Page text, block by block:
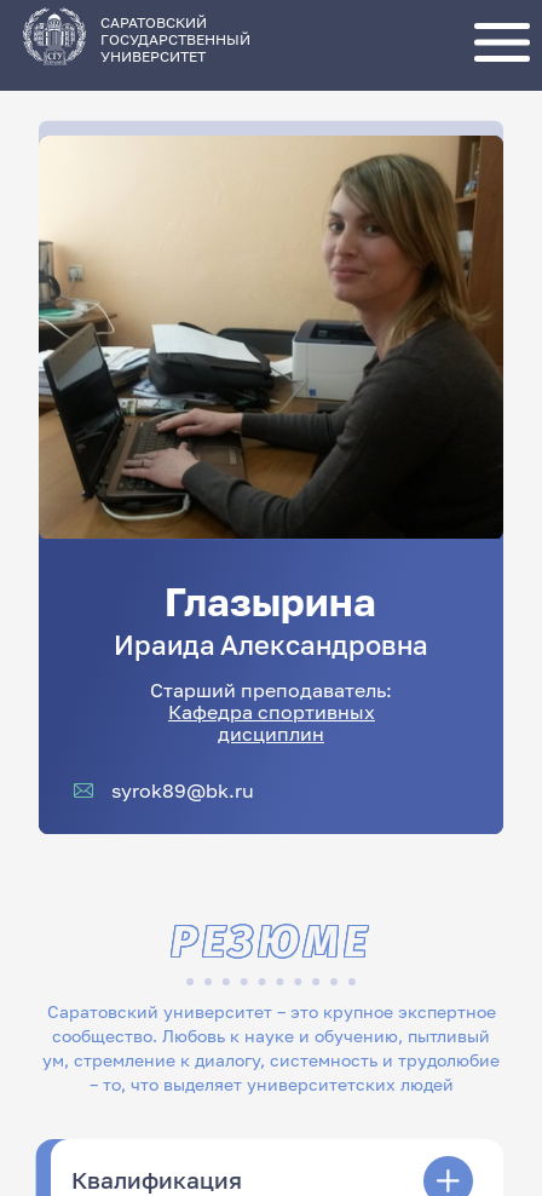
основному
содержанию
САРАТОВСКИЙ
ГОСУДАРСТВЕННЫЙ
УНИВЕРСИТЕТ
Глазырина
Ираида Александровна
Старший преподаватель:
Кафедра спортивных
дисциплин
syrok89@bk.ru
Саратовский университет – это крупное экспертное
сообщество. Любовь к науке и обучению, пытливый
ум, стремление к диалогу, системность и трудолюбие
– то, что выделяет университетских людей
РЕЗЮМЕ
Квалификация